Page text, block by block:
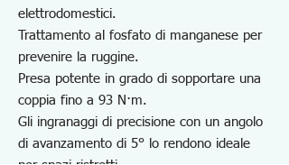
elettrodomestici.
Trattamento al fosfato di manganese per
prevenire la ruggine.
Presa potente in grado di sopportare una
coppia fino a 93 N·m.
Gli ingranaggi di precisione con un angolo
di avanzamento di 5° lo rendono ideale